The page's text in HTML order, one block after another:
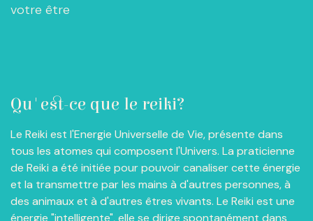
votre être
Qu'est-ce que le reiki?
Le Reiki est l'Energie Universelle de Vie, présente dans
tous les atomes qui composent l'Univers. La praticienne
de Reiki a été initiée pour pouvoir canaliser cette énergie
et la transmettre par les mains à d'autres personnes, à
des animaux et à d'autres êtres vivants. Le Reiki est une
énergie "intelligente", elle se dirige spontanément dans